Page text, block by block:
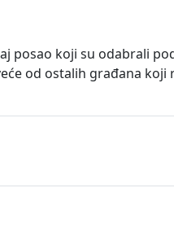
posao koji su odabrali
od ostalih građana